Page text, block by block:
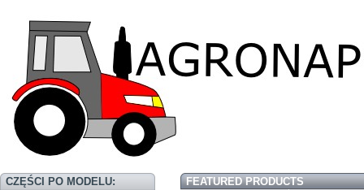
CZĘŚCI PO MODELU: FEATURED PRODUCTS